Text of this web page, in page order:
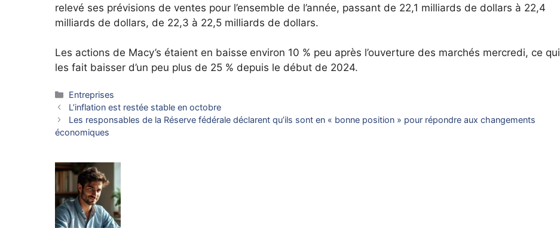
relevé ses prévisions de ventes pour l’ensemble de l’année, passant de 22,1 milliards de dollars à 22,4
milliards de dollars, de 22,3 à 22,5 milliards de dollars.
Les actions de Macy’s étaient en baisse environ 10 % peu après l’ouverture des marchés mercredi, ce qui
les fait baisser d’un peu plus de 25 % depuis le début de 2024.
Catégories
Entreprises
L’inflation est restée stable en octobre
Les responsables de la Réserve fédérale déclarent qu’ils sont en « bonne position » pour répondre aux changements
économiques